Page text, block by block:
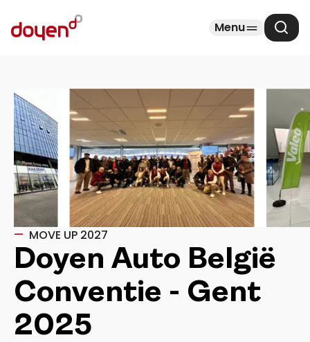
Menu
MOVE UP 2027
Doyen Auto België
Conventie - Gent
2025